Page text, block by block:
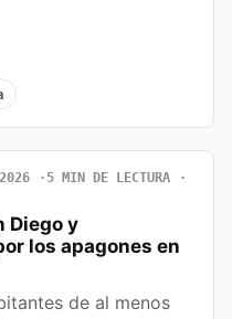
5 MIN DE LECTURA
Diego y
los apagones en
de al menos